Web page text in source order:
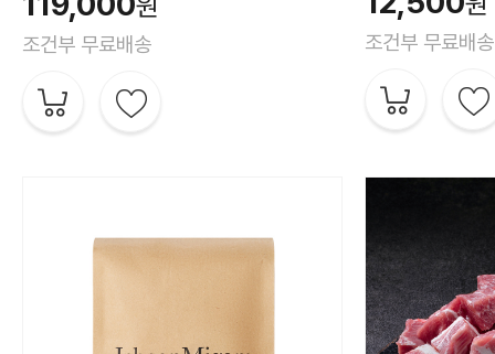
조건부 무료배송 조건부 무료배송